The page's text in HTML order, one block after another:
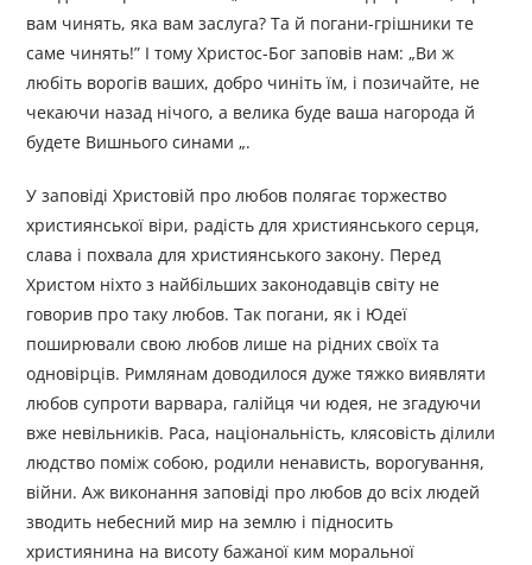
вам чинять, яка вам заслуга? Та й погани-грішники те
саме чинять!” І тому Христос-Бог заповів нам: „Ви ж
любіть ворогів ваших, добро чиніть їм, і позичайте, не
чекаючи назад нічого, а велика буде ваша нагорода й
будете Вишнього синами „.
У заповіді Христовій про любов полягає торжество
християнської віри, радість для християнського серця,
слава і похвала для християнського закону. Перед
Христом ніхто з найбільших законодавців світу не
говорив про таку любов. Так погани, як і Юдеї
поширювали свою любов лише на рідних своїх та
одновірців. Римлянам доводилося дуже тяжко виявляти
любов супроти варвара, галійця чи юдея, не згадуючи
вже невільників. Раса, національність, клясовість ділили
людство поміж собою, родили ненависть, ворогування,
війни. Аж виконання заповіді про любов до всіх людей
зводить небесний мир на землю і підносить
християнина на висоту бажаної ким моральної